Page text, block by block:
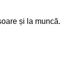
și la muncă.